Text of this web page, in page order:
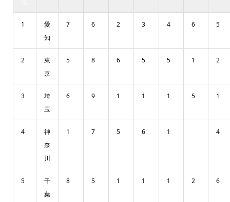
1
愛
知
7 6 2 3 4 6 5
2
東
京
5 8 6 5 5 1 2
3
埼
玉
6 9 1 1 1 5 1
4
神
奈
川
1 7 5 6 1 4
5
千
葉
8 5 1 1 1 2 6